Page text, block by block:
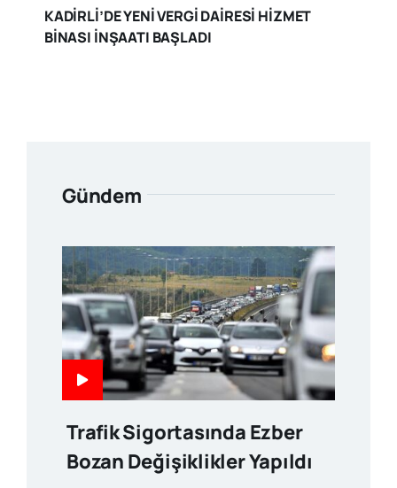
KADİRLİ’DE YENİ VERGİ DAİRESİ HİZMET
BİNASI İNŞAATI BAŞLADI
Gündem
Trafik Sigortasında Ezber
Bozan Değişiklikler Yapıldı